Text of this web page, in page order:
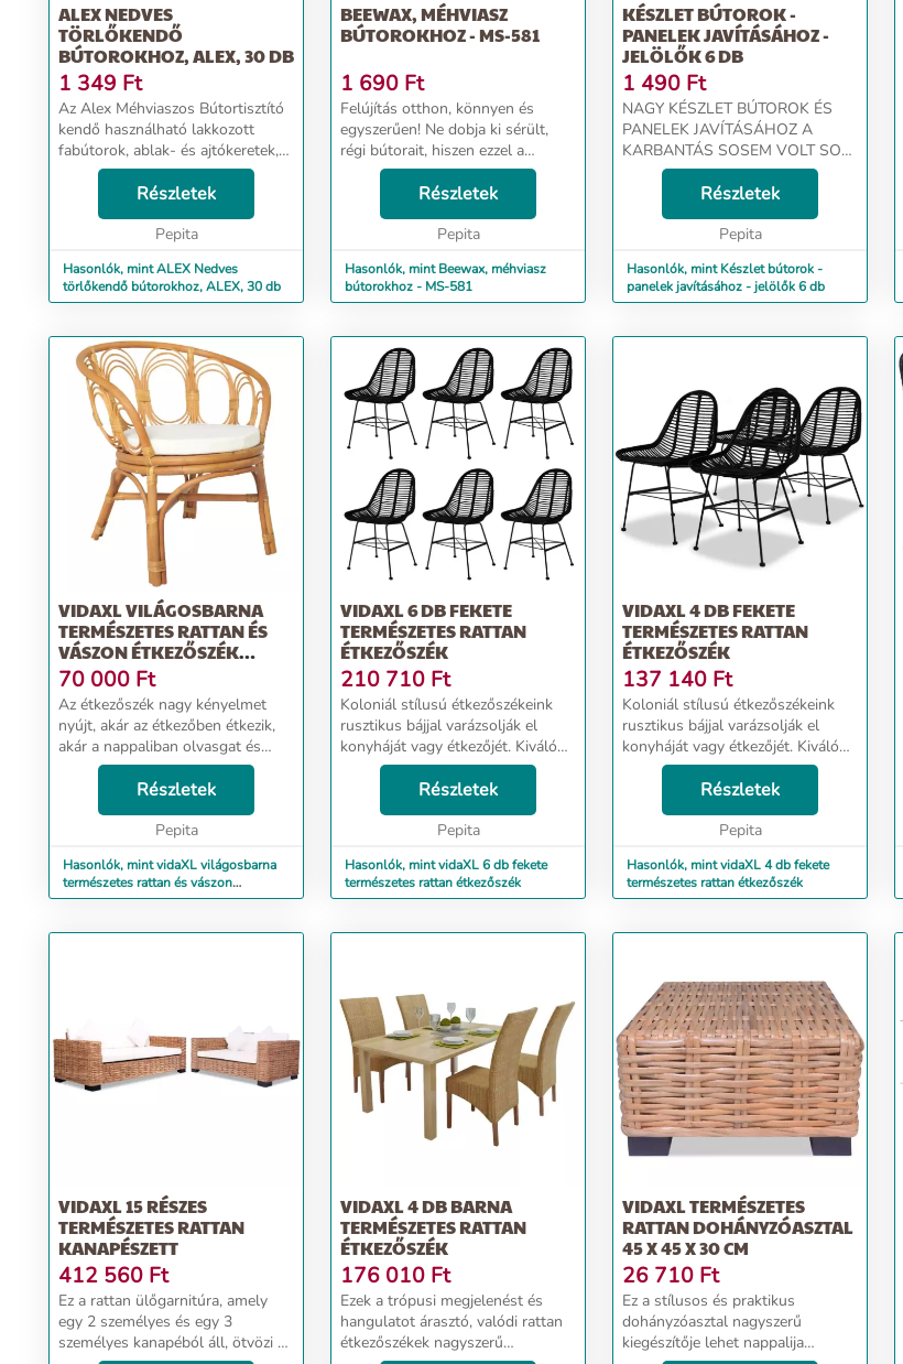
ALEX NEDVES
TÖRLŐKENDŐ
BÚTOROKHOZ, ALEX, 30 DB
1 349 Ft
Az Alex Méhviaszos Bútortisztító
kendő használható lakkozott
fabútorok, ablak- és ajtókeretek,
fa képkeretek tisztítására. -nyom
nélkül szárad Itt megtekinthető és
letölthető a biztonsági adatla...
Részletek
Pepita
Hasonlók, mint ALEX Nedves
törlőkendő bútorokhoz, ALEX, 30 db
BEEWAX, MÉHVIASZ
BÚTOROKHOZ - MS-581
1 690 Ft
Felújítás otthon, könnyen és
egyszerűen! Ne dobja ki sérült,
régi bútorait, hiszen ezzel a
készítménnyel most újra
ragyogóvá varázsolhatja
őket. Keltse újra életre a megunt
bútorokat! A méhviasz behat...
Részletek
Pepita
Hasonlók, mint Beewax, méhviasz
bútorokhoz - MS-581
KÉSZLET BÚTOROK -
PANELEK JAVÍTÁSÁHOZ -
JELÖLŐK 6 DB
1 490 Ft
NAGY KÉSZLET BÚTOROK ÉS
PANELEK JAVÍTÁSÁHOZ A
KARBANTÁS SOSEM VOLT SO
EGYSZERŰ - a kisebb sérülések,
karcolások a felületen mostantól
könnyen javíthatók bútorjavító
készletünkkel. A javítás úgy tört...
Részletek
Pepita
Hasonlók, mint Készlet bútorok -
panelek javításához - jelölők 6 db
VIDAXL VILÁGOSBARNA
TERMÉSZETES RATTAN ÉS
VÁSZON ÉTKEZŐSZÉK
PÁRNÁVAL
70 000 Ft
Az étkezőszék nagy kényelmet
nyújt, akár az étkezőben étkezik,
akár a nappaliban olvasgat és
pihen. A szék természetes
rattanból készült, így tartós és
könnyen tisztítható. A puha párna
optimális kény...
Részletek
Pepita
Hasonlók, mint vidaXL világosbarna
természetes rattan és vászon
étkezőszék párnával
VIDAXL 6 DB FEKETE
TERMÉSZETES RATTAN
ÉTKEZŐSZÉK
210 710 Ft
Koloniál stílusú étkezőszékeink
rusztikus bájjal varázsolják el
konyháját vagy étkezőjét. Kiváló
ülőalkalmatosság vasárnapi ebéd
elköltéséhez vagy pihentető
olvasáshoz is. Ezek az
étkezőszékek ergonom...
Részletek
Pepita
Hasonlók, mint vidaXL 6 db fekete
természetes rattan étkezőszék
VIDAXL 4 DB FEKETE
TERMÉSZETES RATTAN
ÉTKEZŐSZÉK
137 140 Ft
Koloniál stílusú étkezőszékeink
rusztikus bájjal varázsolják el
konyháját vagy étkezőjét. Kiváló
ülőalkalmatosság vasárnapi ebéd
elköltéséhez vagy pihentető
olvasáshoz is. Ezek az
étkezőszékek ergonom...
Részletek
Pepita
Hasonlók, mint vidaXL 4 db fekete
természetes rattan étkezőszék
VIDAXL 15 RÉSZES
TERMÉSZETES RATTAN
KANAPÉSZETT
412 560 Ft
Ez a rattan ülőgarnitúra, amely
egy 2 személyes és egy 3
személyes kanapéból áll, ötvözi a
VIDAXL 4 DB BARNA
TERMÉSZETES RATTAN
ÉTKEZŐSZÉK
176 010 Ft
Ezek a trópusi megjelenést és
hangulatot árasztó, valódi rattan
étkezőszékek nagyszerű
VIDAXL TERMÉSZETES
RATTAN DOHÁNYZÓASZTAL
45 X 45 X 30 CM
26 710 Ft
Ez a stílusos és praktikus
dohányzóasztal nagyszerű
kiegészítője lehet nappalija